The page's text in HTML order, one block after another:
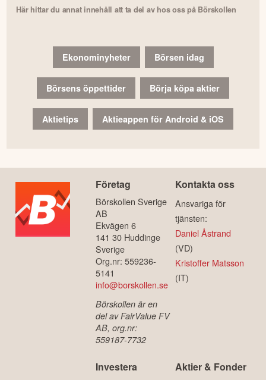
Här hittar du annat innehåll att ta del av hos oss på Börskollen
Ekonominyheter Börsen idag
Börsens öppettider Börja köpa aktier
Aktietips Aktieappen för Android & iOS
Företag
Börskollen Sverige
AB
Ekvägen 6
141 30 Huddinge
Sverige
Org.nr: 559236-
5141
info@borskollen.se
Börskollen är en
del av FairValue FV
AB, org.nr:
559187-7732
Kontakta oss
Ansvariga för
tjänsten:
Daniel Åstrand
(VD)
Kristoffer Matsson
(IT)
Investera Aktier & Fonder